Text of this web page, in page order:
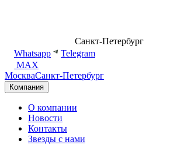
Санкт-Петербург
Whatsapp
Telegram
MAX
МоскваСанкт-Петербург
Компания
О компании
Новости
Контакты
Звезды с нами